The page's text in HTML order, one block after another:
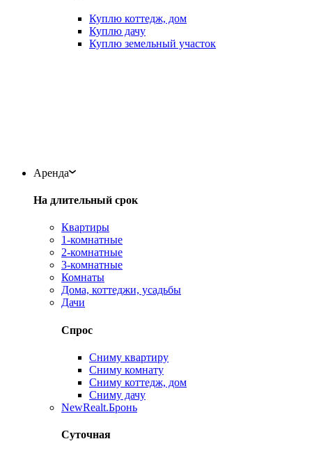
Куплю коттедж, дом
Куплю дачу
Куплю земельный участок
Аренда
На длительный срок
Квартиры
1-комнатные
2-комнатные
3-комнатные
Комнаты
Дома, коттеджи, усадьбы
Дачи
Спрос
Сниму квартиру
Сниму комнату
Сниму коттедж, дом
Сниму дачу
NewRealt.Бронь
Суточная